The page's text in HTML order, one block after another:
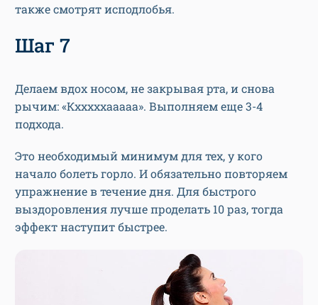
также смотрят исподлобья.
Шаг 7
Делаем вдох носом, не закрывая рта, и снова
рычим: «Кхххххааааа». Выполняем еще 3-4
подхода.
Это необходимый минимум для тех, у кого
начало болеть горло. И обязательно повторяем
упражнение в течение дня. Для быстрого
выздоровления лучше проделать 10 раз, тогда
эффект наступит быстрее.